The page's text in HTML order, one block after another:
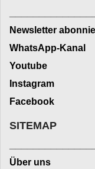
Newsletter
WhatsApp-Kanal
Youtube
Instagram
Facebook
SITEMAP
Über uns